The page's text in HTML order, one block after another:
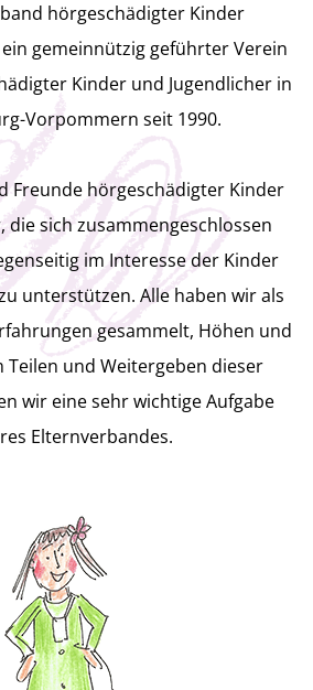
ist offen für Alle! Wir
jeden Neuzugang,
Wind bringt!
ist auf Spenden
denn in jeder Generation
die Unterstützung
über jede Spende, die
des Vereins sichert!
hörgeschädigter Kinder
gemeinnützig geführter Verein
Kinder und Jugendlicher in
Vorpommern seit 1990.
Freunde hörgeschädigter Kinder
die sich zusammengeschlossen
im Interesse der Kinder
unterstützen. Alle haben wir als
gesammelt, Höhen und
Teilen und Weitergeben dieser
wir eine sehr wichtige Aufgabe
Elternverbandes.